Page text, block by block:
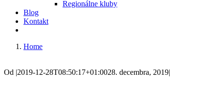
Regionálne kluby
Blog
Kontakt
Home
Od |2019-12-28T08:50:17+01:0028. decembra, 2019|